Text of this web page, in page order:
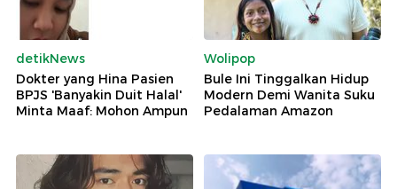
detikNews
Dokter yang Hina Pasien
BPJS 'Banyakin Duit Halal'
Minta Maaf: Mohon Ampun
Wolipop
Bule Ini Tinggalkan Hidup
Modern Demi Wanita Suku
Pedalaman Amazon